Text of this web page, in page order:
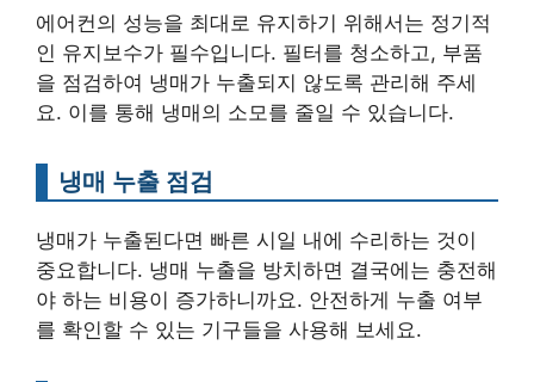
에어컨의 성능을 최대로 유지하기 위해서는 정기적
인 유지보수가 필수입니다. 필터를 청소하고, 부품
을 점검하여 냉매가 누출되지 않도록 관리해 주세
요. 이를 통해 냉매의 소모를 줄일 수 있습니다.
냉매 누출 점검
냉매가 누출된다면 빠른 시일 내에 수리하는 것이
중요합니다. 냉매 누출을 방치하면 결국에는 충전해
야 하는 비용이 증가하니까요. 안전하게 누출 여부
를 확인할 수 있는 기구들을 사용해 보세요.